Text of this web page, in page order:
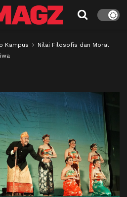
Kampus
Nilai Filosofis dan Moral